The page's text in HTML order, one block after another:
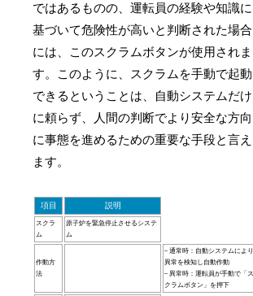
ではあるものの、運転員の経験や知識に
基づいて危険性が高いと判断された場合
には、このスクラムボタンが使用されま
す。このように、スクラムを手動で起動
できるということは、自動システムだけ
に頼らず、人間の判断でより安全な方向
に事態を進めるための重要な手段と言え
ます。
項目 説明
スクラ
ム
原子炉を緊急停止させるシステ
ム
作動方
法
– 通常時：自動システムにより
異常を検知し自動作動
– 異常時：運転員が手動で「ス
クラムボタン」を押下